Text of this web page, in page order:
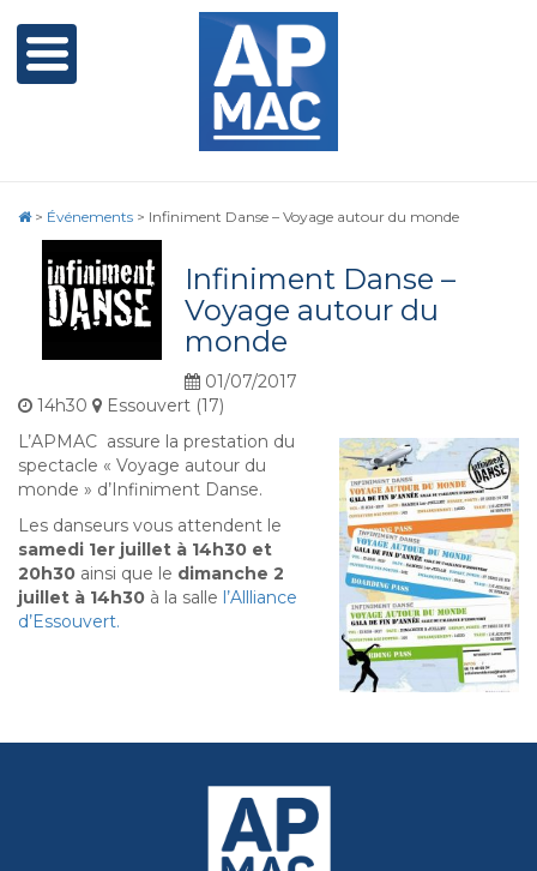
> Événements > Infiniment Danse – Voyage autour du monde
Infiniment Danse –
Voyage autour du
monde
01/07/2017
14h30
Essouvert (17)
L’APMAC assure la prestation du
spectacle « Voyage autour du
monde » d’Infiniment Danse.
Les danseurs vous attendent le
samedi 1er juillet à 14h30 et
20h30 ainsi que le dimanche 2
juillet à 14h30 à la salle l’Allliance
d’Essouvert.